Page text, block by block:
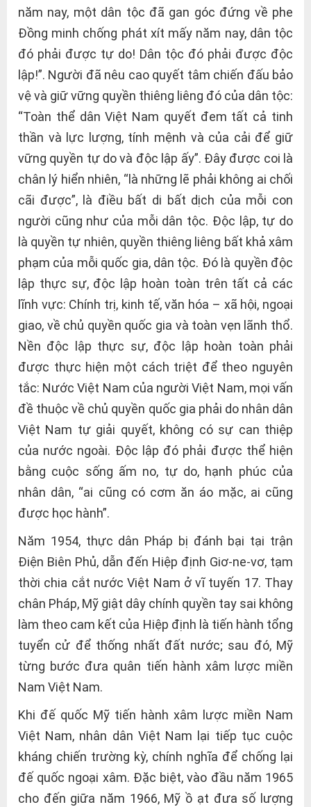
năm nay, một dân tộc đã gan góc đứng về phe
Đồng minh chống phát xít mấy năm nay, dân tộc
đó phải được tự do! Dân tộc đó phải được độc
lập!”. Người đã nêu cao quyết tâm chiến đấu bảo
vệ và giữ vững quyền thiêng liêng đó của dân tộc:
“Toàn thể dân Việt Nam quyết đem tất cả tinh
thần và lực lượng, tính mệnh và của cải để giữ
vững quyền tự do và độc lập ấy”. Đây được coi là
chân lý hiển nhiên, “là những lẽ phải không ai chối
cãi được”, là điều bất di bất dịch của mỗi con
người cũng như của mỗi dân tộc. Độc lập, tự do
là quyền tự nhiên, quyền thiêng liêng bất khả xâm
phạm của mỗi quốc gia, dân tộc. Đó là quyền độc
lập thực sự, độc lập hoàn toàn trên tất cả các
lĩnh vực: Chính trị, kinh tế, văn hóa – xã hội, ngoại
giao, về chủ quyền quốc gia và toàn vẹn lãnh thổ.
Nền độc lập thực sự, độc lập hoàn toàn phải
được thực hiện một cách triệt để theo nguyên
tắc: Nước Việt Nam của người Việt Nam, mọi vấn
đề thuộc về chủ quyền quốc gia phải do nhân dân
Việt Nam tự giải quyết, không có sự can thiệp
của nước ngoài. Độc lập đó phải được thể hiện
bằng cuộc sống ấm no, tự do, hạnh phúc của
nhân dân, “ai cũng có cơm ăn áo mặc, ai cũng
được học hành”.
Năm 1954, thực dân Pháp bị đánh bại tại trận
Điện Biên Phủ, dẫn đến Hiệp định Giơ-ne-vơ, tạm
thời chia cắt nước Việt Nam ở vĩ tuyến 17. Thay
chân Pháp, Mỹ giật dây chính quyền tay sai không
làm theo cam kết của Hiệp định là tiến hành tổng
tuyển cử để thống nhất đất nước; sau đó, Mỹ
từng bước đưa quân tiến hành xâm lược miền
Nam Việt Nam.
Khi đế quốc Mỹ tiến hành xâm lược miền Nam
Việt Nam, nhân dân Việt Nam lại tiếp tục cuộc
kháng chiến trường kỳ, chính nghĩa để chống lại
đế quốc ngoại xâm. Đặc biệt, vào đầu năm 1965
cho đến giữa năm 1966, Mỹ ồ ạt đưa số lượng